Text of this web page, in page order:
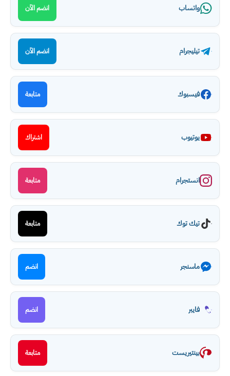
واتساب انضم الآن
تيليجرام انضم الآن
فيسبوك متابعة
يوتيوب اشتراك
انستجرام متابعة
تيك توك متابعة
ماسنجر انضم
فايبر انضم
بينتيريست متابعة